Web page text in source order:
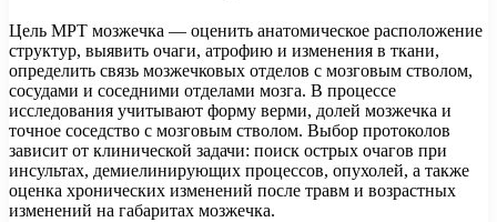
Цель МРТ мозжечка — оценить анатомическое расположение
структур, выявить очаги, атрофию и изменения в ткани,
определить связь мозжечковых отделов с мозговым стволом,
сосудами и соседними отделами мозга. В процессе
исследования учитывают форму верми, долей мозжечка и
точное соседство с мозговым стволом. Выбор протоколов
зависит от клинической задачи: поиск острых очагов при
инсультах, демиелинирующих процессов, опухолей, а также
оценка хронических изменений после травм и возрастных
изменений на габаритах мозжечка.